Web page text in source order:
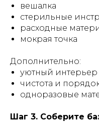
вешалка
стерильные
расходные
мокрая точка
Дополнительно:
уютный интерьер
чистота и
одноразовые
Шаг 3. Соберите